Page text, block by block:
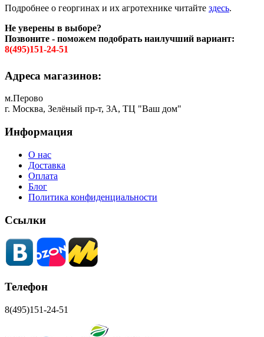
Подробнее о георгинах и их агротехнике читайте здесь.
Не уверены в выборе?
Позвоните - поможем подобрать наилучший вариант:
8(495)151-24-51
Адреса магазинов:
м.Перово
г. Москва, Зелёный пр-т, 3А, ТЦ "Ваш дом"
Информация
О нас
Доставка
Оплата
Блог
Политика конфиденциальности
Ссылки
Телефон
8(495)151-24-51